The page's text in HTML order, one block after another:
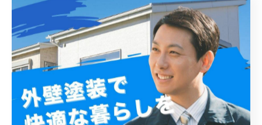
納得して外壁塗装を完了するための最終チェックと成
功の秘訣
松戸市で外壁塗装を検討する際、無料見積もりの活用は
非常に重要です。まず、複数の業者から見積もりを取り